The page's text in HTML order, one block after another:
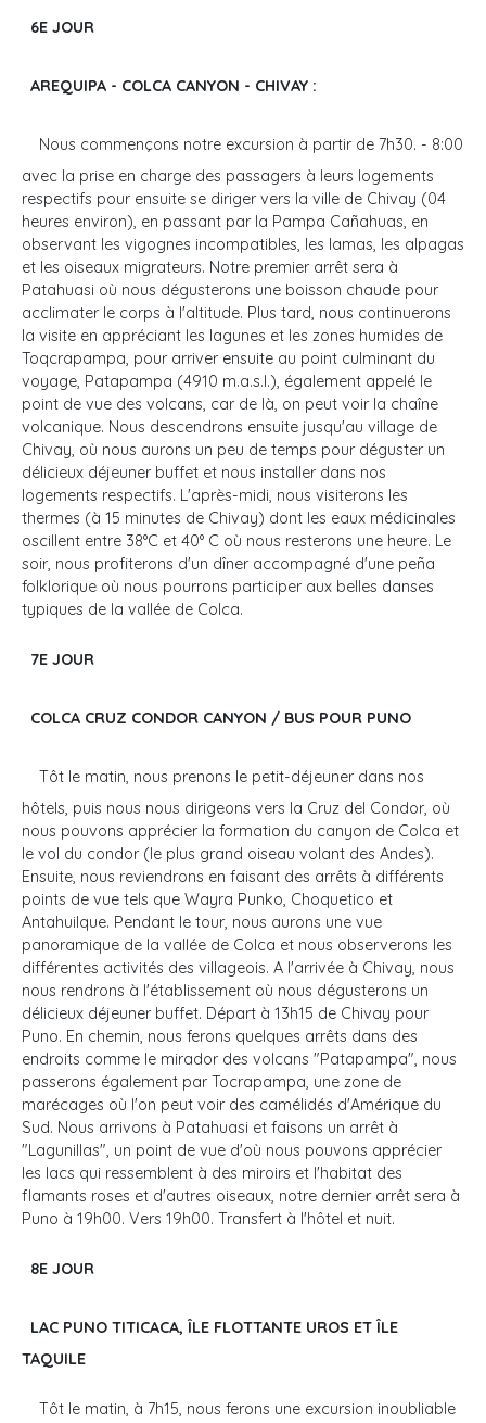
6E JOUR
AREQUIPA - COLCA CANYON - CHIVAY :
Nous commençons notre excursion à partir de 7h30. - 8:00
avec la prise en charge des passagers à leurs logements
respectifs pour ensuite se diriger vers la ville de Chivay (04
heures environ), en passant par la Pampa Cañahuas, en
observant les vigognes incompatibles, les lamas, les alpagas
et les oiseaux migrateurs. Notre premier arrêt sera à
Patahuasi où nous dégusterons une boisson chaude pour
acclimater le corps à l'altitude. Plus tard, nous continuerons
la visite en appréciant les lagunes et les zones humides de
Toqcrapampa, pour arriver ensuite au point culminant du
voyage, Patapampa (4910 m.a.s.l.), également appelé le
point de vue des volcans, car de là, on peut voir la chaîne
volcanique. Nous descendrons ensuite jusqu'au village de
Chivay, où nous aurons un peu de temps pour déguster un
délicieux déjeuner buffet et nous installer dans nos
logements respectifs. L'après-midi, nous visiterons les
thermes (à 15 minutes de Chivay) dont les eaux médicinales
oscillent entre 38°C et 40° C où nous resterons une heure. Le
soir, nous profiterons d'un dîner accompagné d'une peña
folklorique où nous pourrons participer aux belles danses
typiques de la vallée de Colca.
7E JOUR
COLCA CRUZ CONDOR CANYON / BUS POUR PUNO
Tôt le matin, nous prenons le petit-déjeuner dans nos
hôtels, puis nous nous dirigeons vers la Cruz del Condor, où
nous pouvons apprécier la formation du canyon de Colca et
le vol du condor (le plus grand oiseau volant des Andes).
Ensuite, nous reviendrons en faisant des arrêts à différents
points de vue tels que Wayra Punko, Choquetico et
Antahuilque. Pendant le tour, nous aurons une vue
panoramique de la vallée de Colca et nous observerons les
différentes activités des villageois. A l'arrivée à Chivay, nous
nous rendrons à l'établissement où nous dégusterons un
délicieux déjeuner buffet. Départ à 13h15 de Chivay pour
Puno. En chemin, nous ferons quelques arrêts dans des
endroits comme le mirador des volcans "Patapampa", nous
passerons également par Tocrapampa, une zone de
marécages où l'on peut voir des camélidés d'Amérique du
Sud. Nous arrivons à Patahuasi et faisons un arrêt à
"Lagunillas", un point de vue d'où nous pouvons apprécier
les lacs qui ressemblent à des miroirs et l'habitat des
flamants roses et d'autres oiseaux, notre dernier arrêt sera à
Puno à 19h00. Vers 19h00. Transfert à l'hôtel et nuit.
8E JOUR
LAC PUNO TITICACA, ÎLE FLOTTANTE UROS ET ÎLE
TAQUILE
Tôt le matin, à 7h15, nous ferons une excursion inoubliable